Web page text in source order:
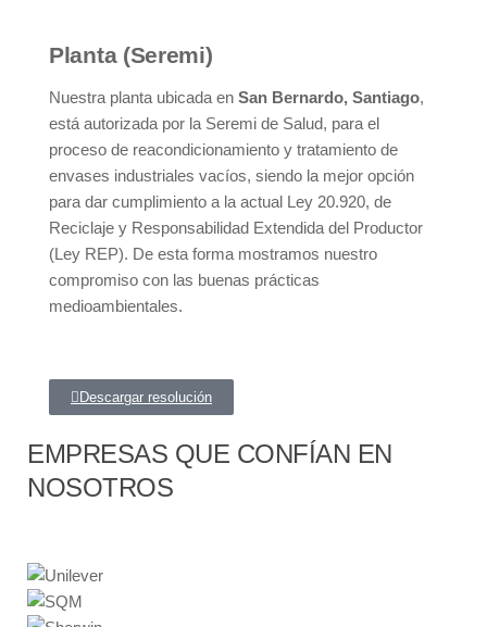
Planta (Seremi)
Nuestra planta ubicada en San Bernardo, Santiago,
está autorizada por la Seremi de Salud, para el
proceso de reacondicionamiento y tratamiento de
envases industriales vacíos, siendo la mejor opción
para dar cumplimiento a la actual Ley 20.920, de
Reciclaje y Responsabilidad Extendida del Productor
(Ley REP). De esta forma mostramos nuestro
compromiso con las buenas prácticas
medioambientales.
Descargar resolución
EMPRESAS QUE CONFÍAN EN
NOSOTROS